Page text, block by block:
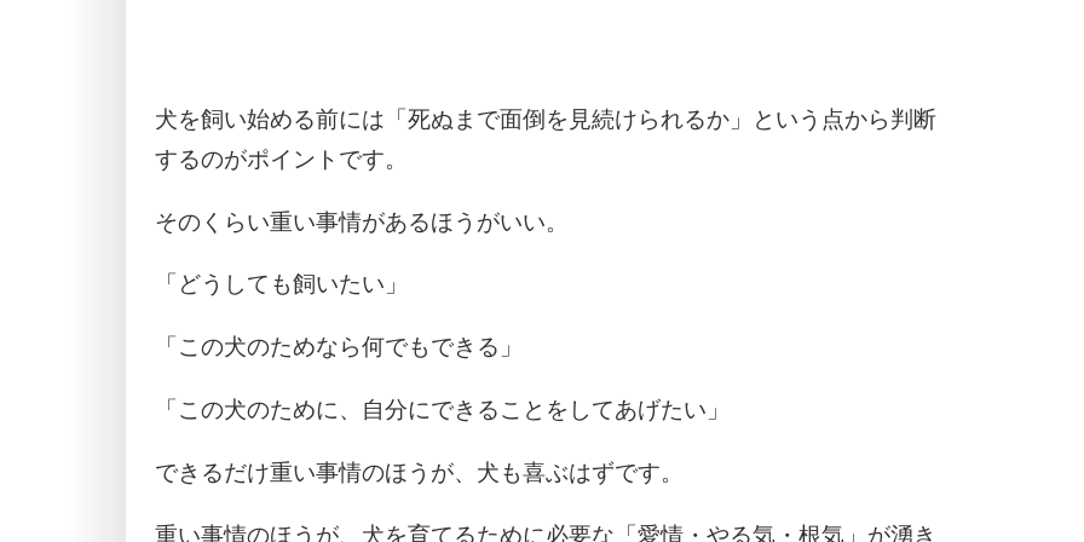
犬を飼い始める前には「死ぬまで面倒を見続けられるか」という点から判断
するのがポイントです。
そのくらい重い事情があるほうがいい。
「どうしても飼いたい」
「この犬のためなら何でもできる」
「この犬のために、自分にできることをしてあげたい」
できるだけ重い事情のほうが、犬も喜ぶはずです。
重い事情のほうが、犬を育てるために必要な「愛情・やる気・根気」が湧き